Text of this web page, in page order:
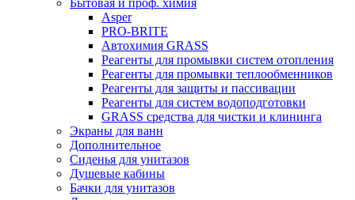
Бытовая и проф. химия
Asper
PRO-BRITE
Автохимия GRASS
Реагенты для промывки систем отопления
Реагенты для промывки теплообменников
Реагенты для защиты и пассивации
Реагенты для систем водоподготовки
GRASS средства для чистки и клининга
Экраны для ванн
Дополнительное
Сиденья для унитазов
Душевые кабины
Бачки для унитазов